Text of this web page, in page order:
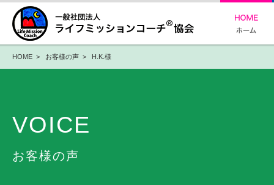
HOME > お客様の声 > H.K.様
VOICE
お客様の声